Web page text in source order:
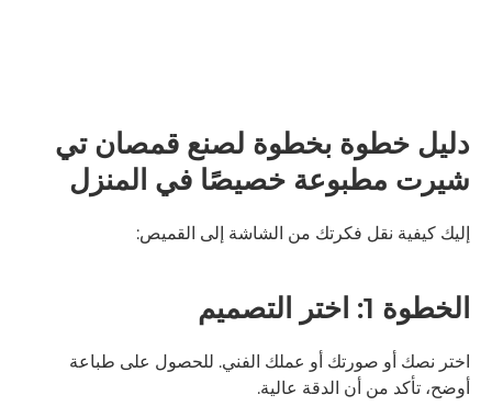
دليل خطوة بخطوة لصنع قمصان تي
شيرت مطبوعة خصيصًا في المنزل
إليك كيفية نقل فكرتك من الشاشة إلى القميص:
الخطوة 1: اختر التصميم
اختر نصك أو صورتك أو عملك الفني. للحصول على طباعة
أوضح، تأكد من أن الدقة عالية.